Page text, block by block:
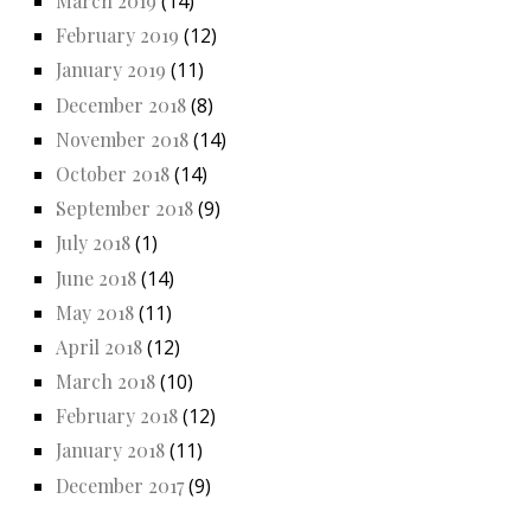
February 2019 (12)
January 2019 (11)
December 2018(8)
November 2018(14)
October 2018(14)
September 2018(9)
July 2018(1)
June 2018(14)
May 2018(11)
April 2018(12)
March 2018(10)
February 2018(12)
January 2018(11)
December 2017(9)